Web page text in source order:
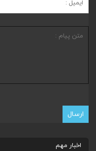
اخبار مهم